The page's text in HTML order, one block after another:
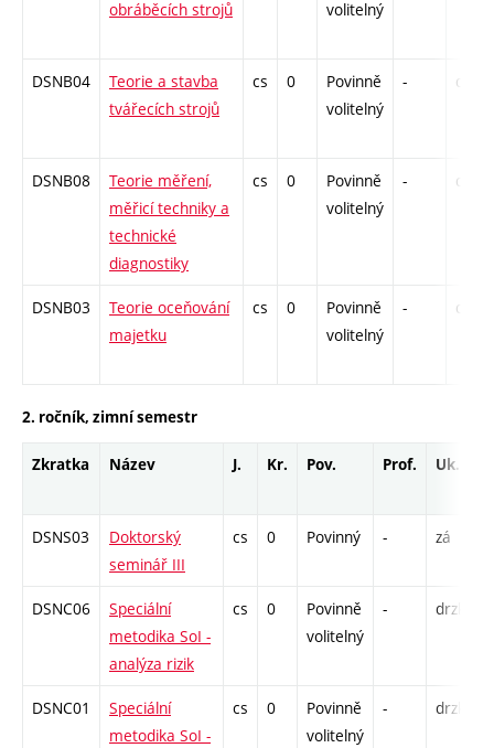
obráběcích strojů
volitelný
DSNB04
Teorie a stavba
tvářecích strojů
cs 0
Povinně
volitelný
- drzk
DSNB08
Teorie měření,
měřicí techniky a
technické
diagnostiky
cs 0
Povinně
volitelný
- drzk
DSNB03
Teorie oceňování
majetku
cs 0
Povinně
volitelný
- drzk
2. ročník, zimní semestr
Zkratka Název J. Kr. Pov. Prof. Uk.
DSNS03
Doktorský
seminář III
cs 0 Povinný - zá
DSNC06
Speciální
metodika SoI -
analýza rizik
cs 0
Povinně
volitelný
- drzk
DSNC01
Speciální
metodika SoI -
cs 0
Povinně
volitelný
- drzk